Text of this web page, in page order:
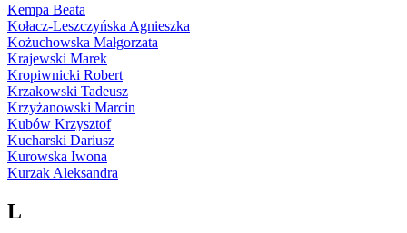
Kempa Beata
Kołacz-Leszczyńska Agnieszka
Kożuchowska Małgorzata
Krajewski Marek
Kropiwnicki Robert
Krzakowski Tadeusz
Krzyżanowski Marcin
Kubów Krzysztof
Kucharski Dariusz
Kurowska Iwona
Kurzak Aleksandra
L